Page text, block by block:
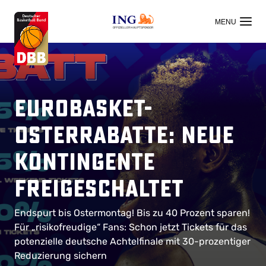
OFFIZIELLER HAUPTSPONSOR
EuroBasket-
Osterrabatte: Neue
Kontingente
freigeschaltet
Endspurt bis Ostermontag! Bis zu 40 Prozent sparen!
Für „risikofreudige“ Fans: Schon jetzt Tickets für das
potenzielle deutsche Achtelfinale mit 30-prozentiger
Reduzierung sichern